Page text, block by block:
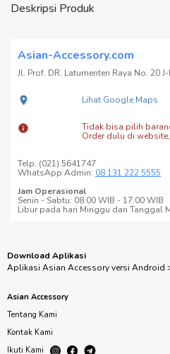
Deskripsi Produk
Asian-Accessory.com
Jl. Prof. DR. Latumenten Raya No. 20
Lihat Google Maps
Tidak bisa pilih
Order dulu di
Telp. (021) 5641747
WhatsApp Admin: 08 131 222 5555
Jam Operasional
Senin - Sabtu: 08.00 WIB - 17.00 WIB
Libur pada hari Minggu dan Tanggal
Download Aplikasi
Aplikasi Asian Accessory versi Android
Asian Accessory
Tentang Kami
Kontak Kami
Ikuti Kami